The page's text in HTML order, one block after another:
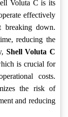
Voluta C is its
effectively
breaking down.
reducing the
Shell Voluta C
is crucial for
costs.
the risk of
and reducing